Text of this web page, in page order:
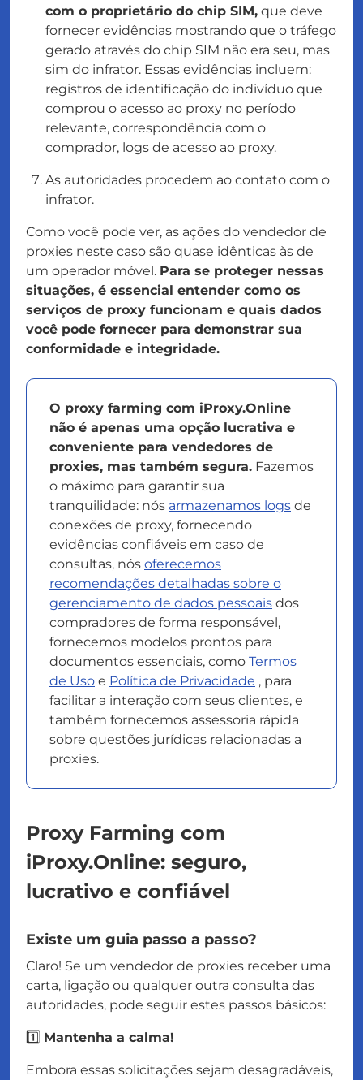
com o proprietário do chip SIM, que deve
fornecer evidências mostrando que o tráfego
gerado através do chip SIM não era seu, mas
sim do infrator. Essas evidências incluem:
registros de identificação do indivíduo que
comprou o acesso ao proxy no período
relevante, correspondência com o
comprador, logs de acesso ao proxy.
As autoridades procedem ao contato com o
infrator.
Como você pode ver, as ações do vendedor de
proxies neste caso são quase idênticas às de
um operador móvel. Para se proteger nessas
situações, é essencial entender como os
serviços de proxy funcionam e quais dados
você pode fornecer para demonstrar sua
conformidade e integridade.
O proxy farming com iProxy.Online
não é apenas uma opção lucrativa e
conveniente para vendedores de
proxies, mas também segura. Fazemos
o máximo para garantir sua
tranquilidade: nós armazenamos logs de
conexões de proxy, fornecendo
evidências confiáveis em caso de
consultas, nós oferecemos
recomendações detalhadas sobre o
gerenciamento de dados pessoais dos
compradores de forma responsável,
fornecemos modelos prontos para
documentos essenciais, como Termos
de Uso e Política de Privacidade , para
facilitar a interação com seus clientes, e
também fornecemos assessoria rápida
sobre questões jurídicas relacionadas a
proxies.
Proxy Farming com
iProxy.Online: seguro,
lucrativo e confiável
Existe um guia passo a passo?
Claro! Se um vendedor de proxies receber uma
carta, ligação ou qualquer outra consulta das
autoridades, pode seguir estes passos básicos:
1️⃣ Mantenha a calma!
Embora essas solicitações sejam desagradáveis,